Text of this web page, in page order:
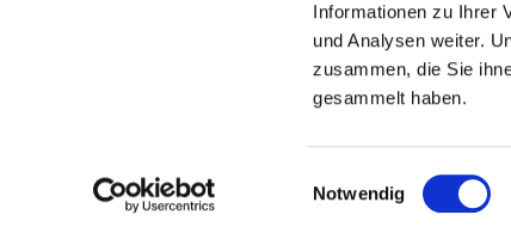
Informationen zu Ihrer
und Analysen weiter.
zusammen, die Sie
gesammelt haben.
Einwilligungsauswahl
Notwendig